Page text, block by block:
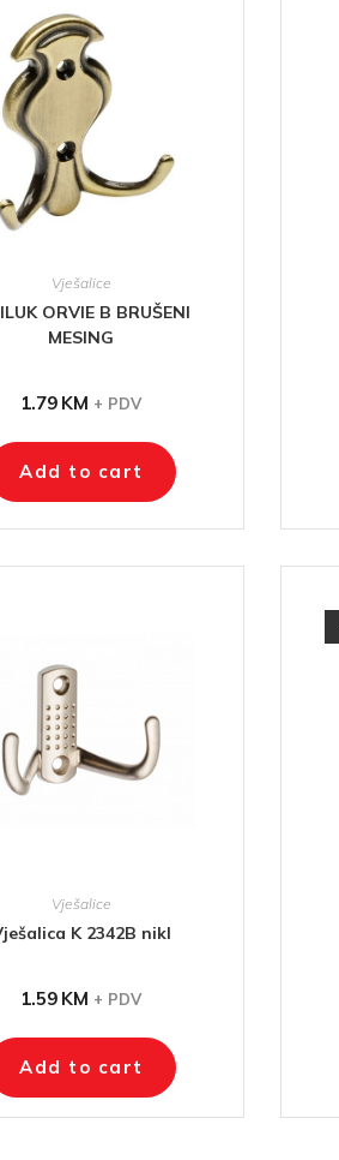
Vješalice
ORVIE B BRUŠENI
MESING
1.79 KM + PDV
Add to cart
Vješalice
K 2342B nikl
1.59 KM + PDV
Add to cart